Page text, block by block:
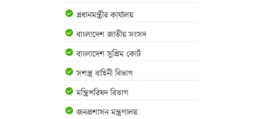
প্রধানমন্ত্রীর কার্যালয়
বাংলাদেশ জাতীয় সংসদ
বাংলাদেশ সুপ্রিম কোর্ট
সশস্ত্র বাহিনী বিভাগ
মন্ত্রিপরিষদ বিভাগ
জনপ্রশাসন মন্ত্রণালয়